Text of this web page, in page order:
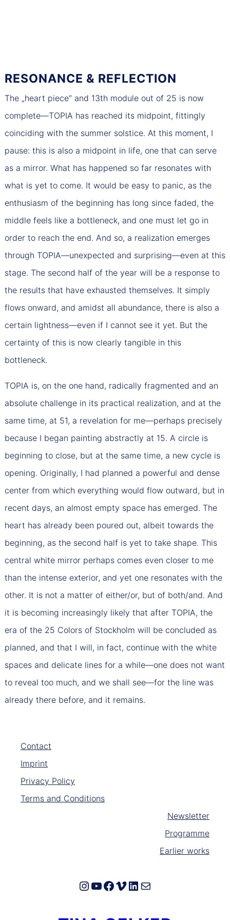
RESONANCE & REFLECTION
The „heart piece“ and 13th module out of 25 is now
complete—TOPIA has reached its midpoint, fittingly
coinciding with the summer solstice. At this moment, I
pause: this is also a midpoint in life, one that can serve
as a mirror. What has happened so far resonates with
what is yet to come. It would be easy to panic, as the
enthusiasm of the beginning has long since faded, the
middle feels like a bottleneck, and one must let go in
order to reach the end. And so, a realization emerges
through TOPIA—unexpected and surprising—even at this
stage. The second half of the year will be a response to
the results that have exhausted themselves. It simply
flows onward, and amidst all abundance, there is also a
certain lightness—even if I cannot see it yet. But the
certainty of this is now clearly tangible in this
bottleneck.
TOPIA is, on the one hand, radically fragmented and an
absolute challenge in its practical realization, and at the
same time, at 51, a revelation for me—perhaps precisely
because I began painting abstractly at 15. A circle is
beginning to close, but at the same time, a new cycle is
opening. Originally, I had planned a powerful and dense
center from which everything would flow outward, but in
recent days, an almost empty space has emerged. The
heart has already been poured out, albeit towards the
beginning, as the second half is yet to take shape. This
central white mirror perhaps comes even closer to me
than the intense exterior, and yet one resonates with the
other. It is not a matter of either/or, but of both/and. And
it is becoming increasingly likely that after TOPIA, the
era of the 25 Colors of Stockholm will be concluded as
planned, and that I will, in fact, continue with the white
spaces and delicate lines for a while—one does not want
to reveal too much, and we shall see—for the line was
already there before, and it remains.
Contact
Imprint
Privacy Policy
Terms and Conditions
Newsletter
Programme
Earlier works
Instagram
YouTube
Facebook
Vimeo
LinkedIn
E-Mail